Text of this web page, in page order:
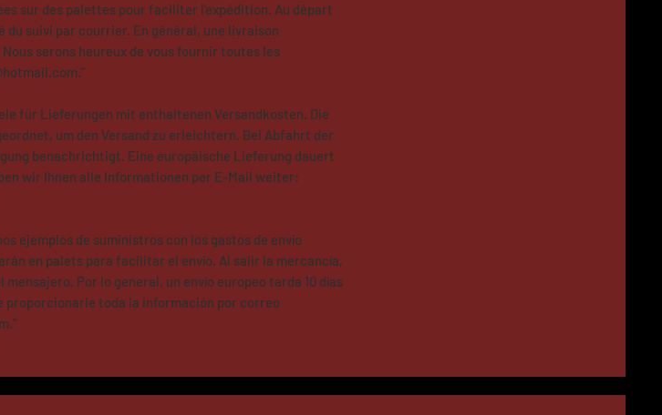
sur des palettes pour faciliter l'expédition. Au départ
du suivi par courrier. En général, une livraison
serons heureux de vous fournir toutes les
."
für Lieferungen mit enthaltenen Versandkosten. Die
um den Versand zu erleichtern. Bei Abfahrt der
benachrichtigt. Eine europäische Lieferung dauert
wir Ihnen alle Informationen per E-Mail weiter:
ejemplos de suministros con los gastos de envío
en palets para facilitar el envío. Al salir la mercancía,
Por lo general, un envío europeo tarda 10 días
proporcionarle toda la información por correo
."